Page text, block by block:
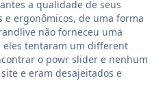
a qualidade de seus
e ergonômicos, de uma forma
não forneceu uma
eles tentaram um different
o powr slider e nenhum
e eram desajeitados e